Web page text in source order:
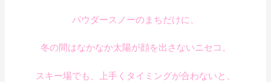
パウダースノーのまちだけに、
冬の間はなかなか太陽が顔を出さないニセコ。
スキー場でも、上手くタイミングが合わないと、